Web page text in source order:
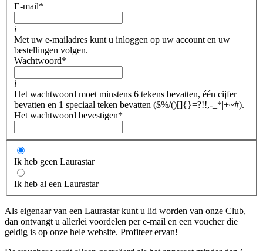
E-mail*
i
Met uw e-mailadres kunt u inloggen op uw account en uw
bestellingen volgen.
Wachtwoord*
i
Het wachtwoord moet minstens 6 tekens bevatten, één cijfer
bevatten en 1 speciaal teken bevatten ($%/()[]{}=?!!,-_*|+~#).
Het wachtwoord bevestigen*
Ik heb geen Laurastar
Ik heb al een Laurastar
Als eigenaar van een Laurastar kunt u lid worden van onze Club,
dan ontvangt u allerlei voordelen per e-mail en een voucher die
geldig is op onze hele website. Profiteer ervan!